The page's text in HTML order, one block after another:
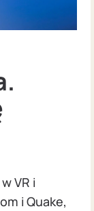
VR i
i Quake,